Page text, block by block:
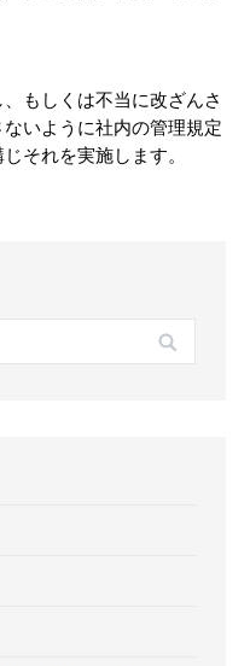
もしくは不当に改ざんさ
いように社内の管理規定
それを実施します。